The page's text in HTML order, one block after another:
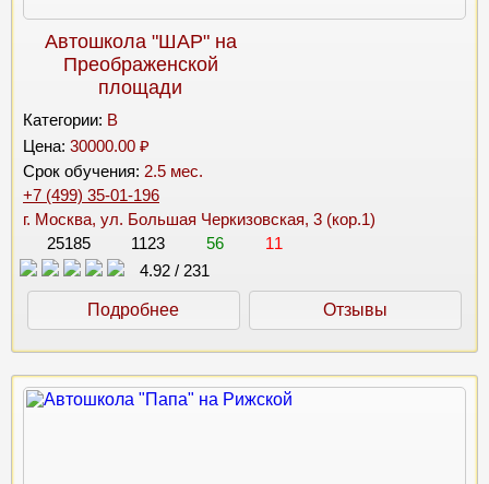
Автошкола "ШАР" на
Преображенской
площади
Категории: B
Цена: 30000.00 ₽
Срок обучения: 2.5 мес.
+7 (499) 35-01-196
г. Москва, ул. Большая Черкизовская, 3 (кор.1)
25185
1123 56
11
4.92 / 231
Подробнее Отзывы